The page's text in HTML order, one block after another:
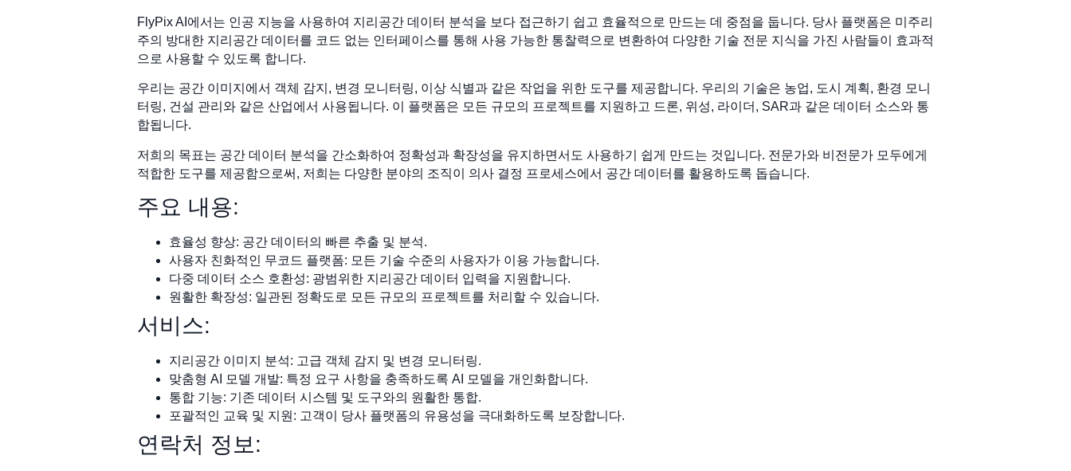
FlyPix AI에서는 인공 지능을 사용하여 지리공간 데이터 분석을 보다 접근하기 쉽고 효율적으로 만드는 데 중점을 둡니다. 당사 플랫폼은 미주리
주의 방대한 지리공간 데이터를 코드 없는 인터페이스를 통해 사용 가능한 통찰력으로 변환하여 다양한 기술 전문 지식을 가진 사람들이 효과적
으로 사용할 수 있도록 합니다.
우리는 공간 이미지에서 객체 감지, 변경 모니터링, 이상 식별과 같은 작업을 위한 도구를 제공합니다. 우리의 기술은 농업, 도시 계획, 환경 모니
터링, 건설 관리와 같은 산업에서 사용됩니다. 이 플랫폼은 모든 규모의 프로젝트를 지원하고 드론, 위성, 라이더, SAR과 같은 데이터 소스와 통
합됩니다.
저희의 목표는 공간 데이터 분석을 간소화하여 정확성과 확장성을 유지하면서도 사용하기 쉽게 만드는 것입니다. 전문가와 비전문가 모두에게
적합한 도구를 제공함으로써, 저희는 다양한 분야의 조직이 의사 결정 프로세스에서 공간 데이터를 활용하도록 돕습니다.
주요 내용:
효율성 향상: 공간 데이터의 빠른 추출 및 분석.
사용자 친화적인 무코드 플랫폼: 모든 기술 수준의 사용자가 이용 가능합니다.
다중 데이터 소스 호환성: 광범위한 지리공간 데이터 입력을 지원합니다.
원활한 확장성: 일관된 정확도로 모든 규모의 프로젝트를 처리할 수 있습니다.
서비스:
지리공간 이미지 분석: 고급 객체 감지 및 변경 모니터링.
맞춤형 AI 모델 개발: 특정 요구 사항을 충족하도록 AI 모델을 개인화합니다.
통합 기능: 기존 데이터 시스템 및 도구와의 원활한 통합.
포괄적인 교육 및 지원: 고객이 당사 플랫폼의 유용성을 극대화하도록 보장합니다.
연락처 정보: